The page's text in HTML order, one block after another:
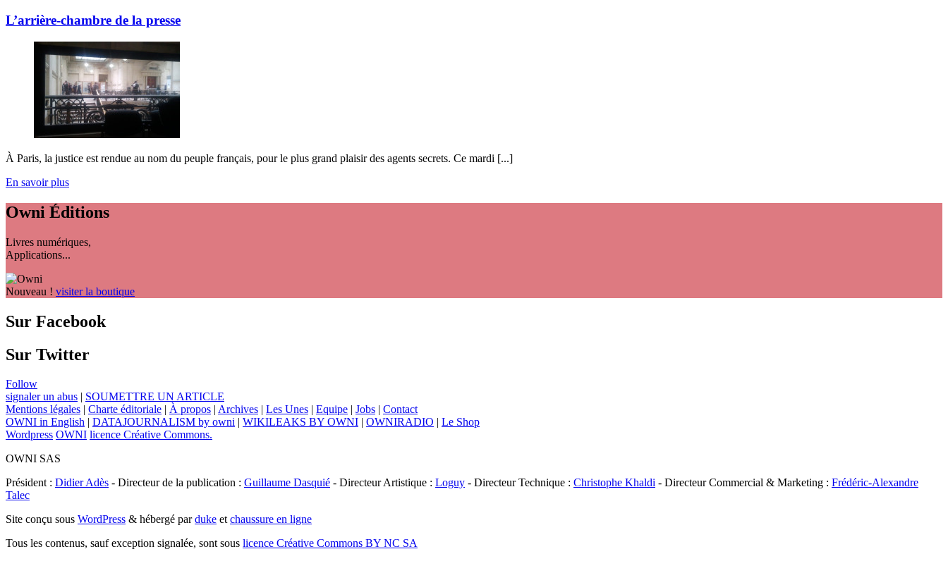
L’arrière-chambre de la presse
À Paris, la justice est rendue au nom du peuple français, pour le plus grand plaisir des agents secrets. Ce mardi [...]
En savoir plus
Owni Éditions
Livres numériques,
Applications...
Nouveau ! visiter la boutique
Sur Facebook
Sur Twitter
Follow
signaler un abus
SOUMETTRE UN ARTICLE
Mentions légales
Charte éditoriale À propos Archives Les Unes Equipe Jobs
Contact
OWNI in English
DATAJOURNALISM by owni WIKILEAKS BY OWNI OWNIRADIO
Le Shop
Wordpress OWNI licence Créative Commons.
OWNI SAS
Président : Didier Adès - Directeur de la publication : Guillaume Dasquié - Directeur Artistique : Loguy - Directeur Technique : Christophe Khaldi - Directeur Commercial & Marketing : Frédéric-Alexandre
Talec
Site conçu sous WordPress & hébergé parduke etchaussure en ligne
Tous les contenus, sauf exception signalée, sont sous licence Créative Commons BY NC SA